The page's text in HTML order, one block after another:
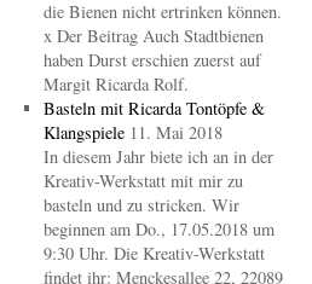
die Bienen nicht ertrinken können.
x Der Beitrag Auch Stadtbienen
haben Durst erschien zuerst auf
Margit Ricarda Rolf.
Basteln mit Ricarda Tontöpfe &
Klangspiele 11. Mai 2018
In diesem Jahr biete ich an in der
Kreativ-Werkstatt mit mir zu
basteln und zu stricken. Wir
beginnen am Do., 17.05.2018 um
9:30 Uhr. Die Kreativ-Werkstatt
findet ihr: Menckesallee 22, 22089